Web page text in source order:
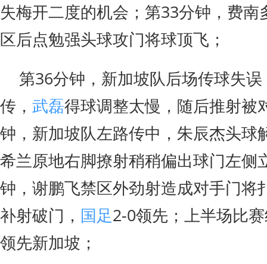
失梅开二度的机会；第33分钟，费南
区后点勉强头球攻门将球顶飞；
第36分钟，新加坡队后场传球失
传， 武磊得球调整太慢，随后推射被
钟，新加坡队左路传中，朱辰杰头球
希兰原地右脚撩射稍稍偏出球门左侧
钟，谢鹏飞禁区外劲射造成对手门将
补射破门， 国足2-0领先；上半场比
领先新加坡；